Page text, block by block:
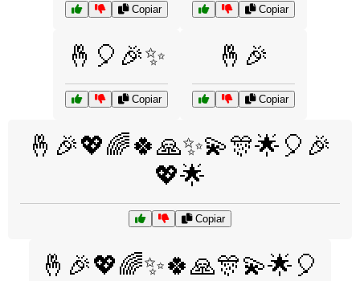
Copiar Copiar
🤞🎈🎉✨
Copiar
🤞🎉
Copiar
🤞🎉💖🌈🍀🙏✨💫🎊🌟🎈🎉
💖🌟
Copiar
🤞🎉💖🌈✨🍀🙏🎊💫🌟🎈